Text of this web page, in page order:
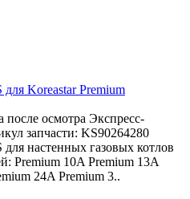
Koreastar Premium
осмотра Экспресс-
запчасти: KS90264280
настенных газовых котлов
Premium 10A Premium 13A
24A Premium 3..